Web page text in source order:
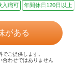
入職可 年間休日120日以上
がある
ご提供します。
合わせではありません